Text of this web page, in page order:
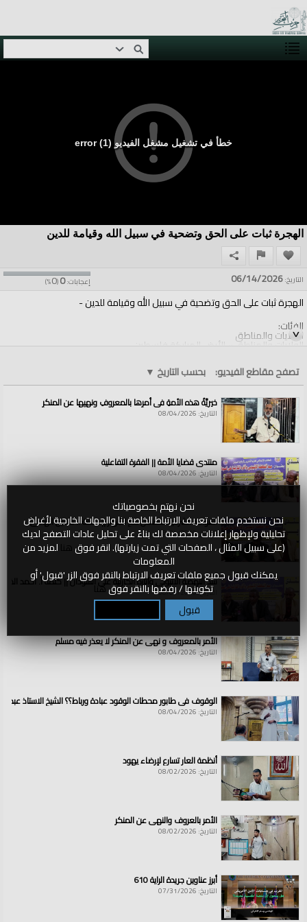
نحن نهتم بخصوصياتك
نحن نستخدم ملفات تعريف الارتباط الخاصة بنا والجهات الخارجية لأغراض
تحليلية ولإظهار إعلانات مخصصة لك بناءً على تحليل عادات التصفح لديك
(على سبيل المثال ، الصفحات التي تمت زيارتها). انقر فوق لمزيد من
المعلومات
يمكنك قبول جميع ملفات تعريف الارتباط بالنقر فوق الزر 'قبول' أو
تكوينها / رفضها بالنقر فوق
قبول
خطأ في تشغيل مشغل الفيديو (1) error
الهجرة ثبات على الحق وتضحية في سبيل الله وقيامة للدين
إعجابات:0
(
0
%) التاريخ:06/14/2026
الهجرة ثبات على الحق وتضحية في سبيل الله وقيامة للدين -
الفئات:
الولايات والمناطق
الولايات والمناطق»الأرض المباركة فلسطين
قنوات:
الولايات والمناطق
تصفح مقاطع الفيديو: بحسب التاريخ ▼
خيريَّةُ هذه الأمةِ في أمرِها بالمعروفِ ونهيِها عن المنكرِ
التاريخ: 08/04/2026
منتدى قضايا الأمة || الفقرة التفاعلية
التاريخ: 08/04/2026
القواعد الشرعية للتعامل مع الأنهار || كلمة أ. حسين الهادي
التاريخ: 08/04/2026
سد النهضة الاثيوبي وآثاره الكارثية على السودان || كلمة أ. أحمد
التاريخ: 08/04/2026
الأمر بالمعروف و نهي عن المنكر لا يعذر فيه مسلم
التاريخ: 08/04/2026
الوقوف في طابور محطات الوقود عبادة ورباط؟؟ الشيخ الاستاذ عبد
التاريخ: 08/04/2026
أنظمة العار تسارع لإرضاء يهود
التاريخ: 08/02/2026
الأمر بالعروف والنهي عن المنكر
التاريخ: 08/02/2026
أبرز عناوين جريدة الراية 610
التاريخ: 07/31/2026